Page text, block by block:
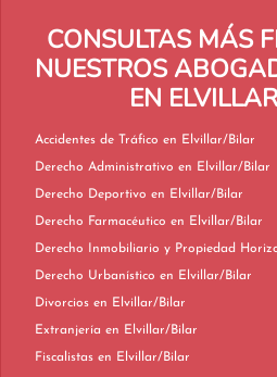
CONSULTAS MÁS
NUESTROS
EN
Accidentes de Tráfico en Elvillar/Bilar
Derecho Administrativo en Elvillar/Bilar
Derecho Deportivo en Elvillar/Bilar
Derecho Farmacéutico en Elvillar/Bilar
Derecho Urbanístico en Elvillar/Bilar
Divorcios en Elvillar/Bilar
Extranjería en Elvillar/Bilar
Fiscalistas en Elvillar/Bilar